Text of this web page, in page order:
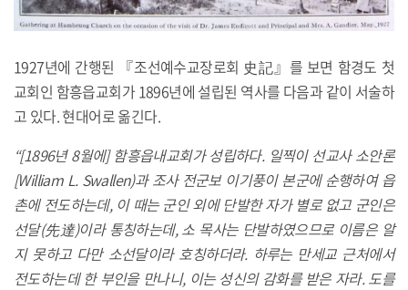
1927년에 간행된 『조선예수교장로회 史記』를 보면 함경도 첫
교회인 함흥읍교회가 1896년에 설립된 역사를 다음과 같이 서술하
고 있다. 현대어로 옮긴다.
“[1896년 8월에] 함흥읍내교회가 성립하다. 일찍이 선교사 소안론
[William L. Swallen)과 조사 전군보 이기풍이 본군에 순행하여 읍
촌에 전도하는데, 이 때는 군인 외에 단발한 자가 별로 없고 군인은
선달(先達)이라 통칭하는데, 소 목사는 단발하였으므로 이름은 알
지 못하고 다만 소선달이라 호칭하더라. 하루는 만세교 근처에서
전도하는데 한 부인을 만나니, 이는 성신의 감화를 받은 자라. 도를